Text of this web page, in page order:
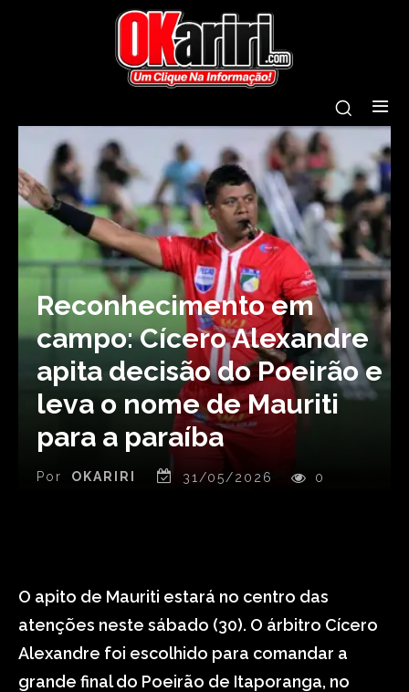
Reconhecimento em
campo: Cícero Alexandre
apita decisão do Poeirão e
leva o nome de Mauriti
para a paraíba
Por OKARIRI 31/05/2026 0
O apito de Mauriti estará no centro das
atenções neste sábado (30). O árbitro Cícero
Alexandre foi escolhido para comandar a
grande final do Poeirão de Itaporanga, no